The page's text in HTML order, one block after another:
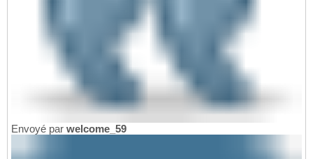
Envoyé par welcome_59